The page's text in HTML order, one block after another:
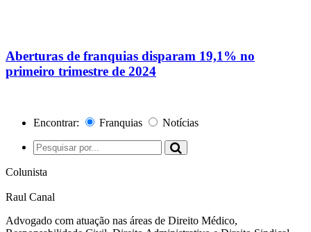
Aberturas de franquias disparam 19,1% no
primeiro trimestre de 2024
Encontrar: Franquias Notícias
Colunista
Raul Canal
Advogado com atuação nas áreas de Direito Médico,